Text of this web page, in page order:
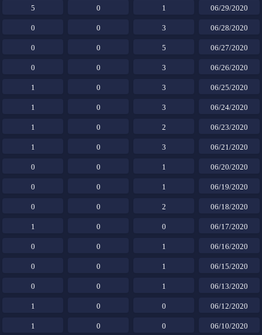
06/29/2020
1
0
5
06/28/2020
3
0
0
06/27/2020
5
0
0
06/26/2020
3
0
0
06/25/2020
3
0
1
06/24/2020
3
0
1
06/23/2020
2
0
1
06/21/2020
3
0
1
06/20/2020
1
0
0
06/19/2020
1
0
0
06/18/2020
2
0
0
06/17/2020
0
0
1
06/16/2020
1
0
0
06/15/2020
1
0
0
06/13/2020
1
0
0
06/12/2020
0
0
1
06/10/2020
0
0
1